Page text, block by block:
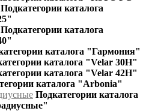
Подкатегории каталога
Подкатегории каталога
каталога "Гармония"
каталога "Velar 30H"
каталога "Velar 42H"
каталога "Arbonia"
Подкатегории каталога